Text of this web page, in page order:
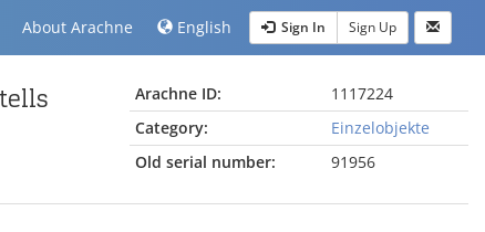
About Arachne English Sign In Sign Up
Arachne ID:
1117224
Category:
Einzelobjekte
Old serial number:
91956